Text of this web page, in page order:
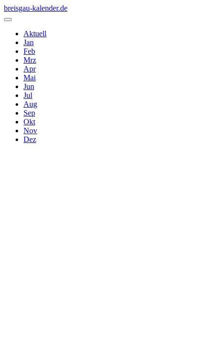
breisgau-kalender.de
Aktuell
Jan
Feb
Mrz
Apr
Mai
Jun
Jul
Aug
Sep
Okt
Nov
Dez